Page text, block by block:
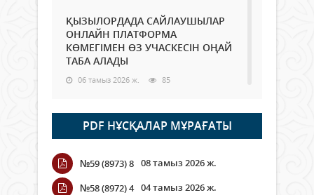
ҚЫЗЫЛОРДАДА САЙЛАУШЫЛАР
ОНЛАЙН ПЛАТФОРМА
КӨМЕГІМЕН ӨЗ УЧАСКЕСІН ОҢАЙ
ТАБА АЛАДЫ
06 тамыз 2026 ж. 85
Open Air: Қызылорда облысы
полиция департаменті 20
мыңнан астам көрерменнің
қауіпсіздігін қамтамасыз етті
06 тамыз 2026 ж.
PDF НҰСҚАЛАР МҰРАҒАТЫ
№59 (8973) 8 08 тамыз 2026 ж.
№58 (8972) 4 04 тамыз 2026 ж.